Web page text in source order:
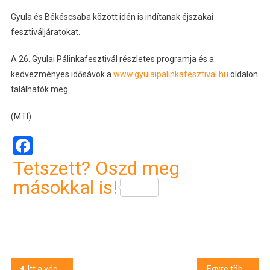
Gyula és Békéscsaba között idén is indítanak éjszakai
fesztiváljáratokat.
A 26. Gyulai Pálinkafesztivál részletes programja és a
kedvezményes idősávok a www.gyulaipalinkafesztival.hu oldalon
találhatók meg.
(MTI)
Facebook
Tetszett? Oszd meg
másokkal is!